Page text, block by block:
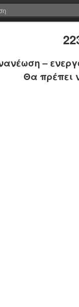
–
Θα πρέπει